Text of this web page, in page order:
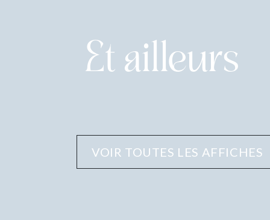
Et ailleurs
VOIR TOUTES LES AFFICHES